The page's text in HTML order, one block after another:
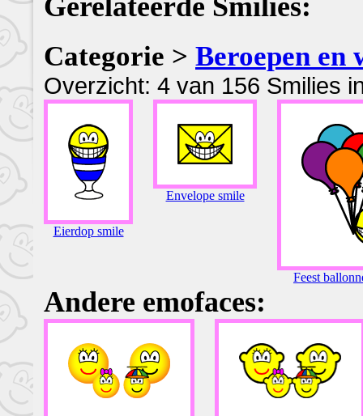
Categorie > Beroepen en
Overzicht: 4 van 156 Smilies
Eierdop smile
Envelope smile
Feest
Andere emofaces: